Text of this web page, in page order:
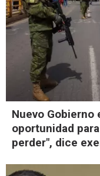
Nuevo Gobierno
oportunidad
perder", dice